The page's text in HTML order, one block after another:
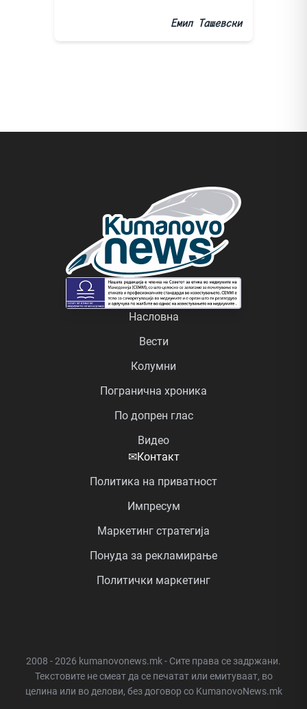
Емил Ташевски
Насловна
Вести
Колумни
Погранична хроника
По допрен глас
Видео
✉Контакт
Политика на приватност
Импресум
Маркетинг стратегија
Понуда за рекламирање
Политички маркетинг
2008 - 2026 kumanovonews.mk - Сите права се задржани.
Текстовите не смеат да се печатат или емитуваат, во
целина или во делови, без договор со KumanovoNews.mk